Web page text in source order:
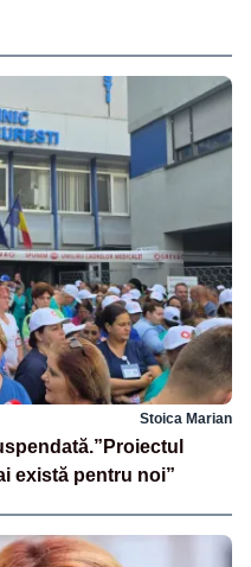
Stoica Marian
există pentru noi”